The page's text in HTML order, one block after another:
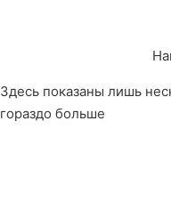
Здесь показаны лишь
гораздо больше